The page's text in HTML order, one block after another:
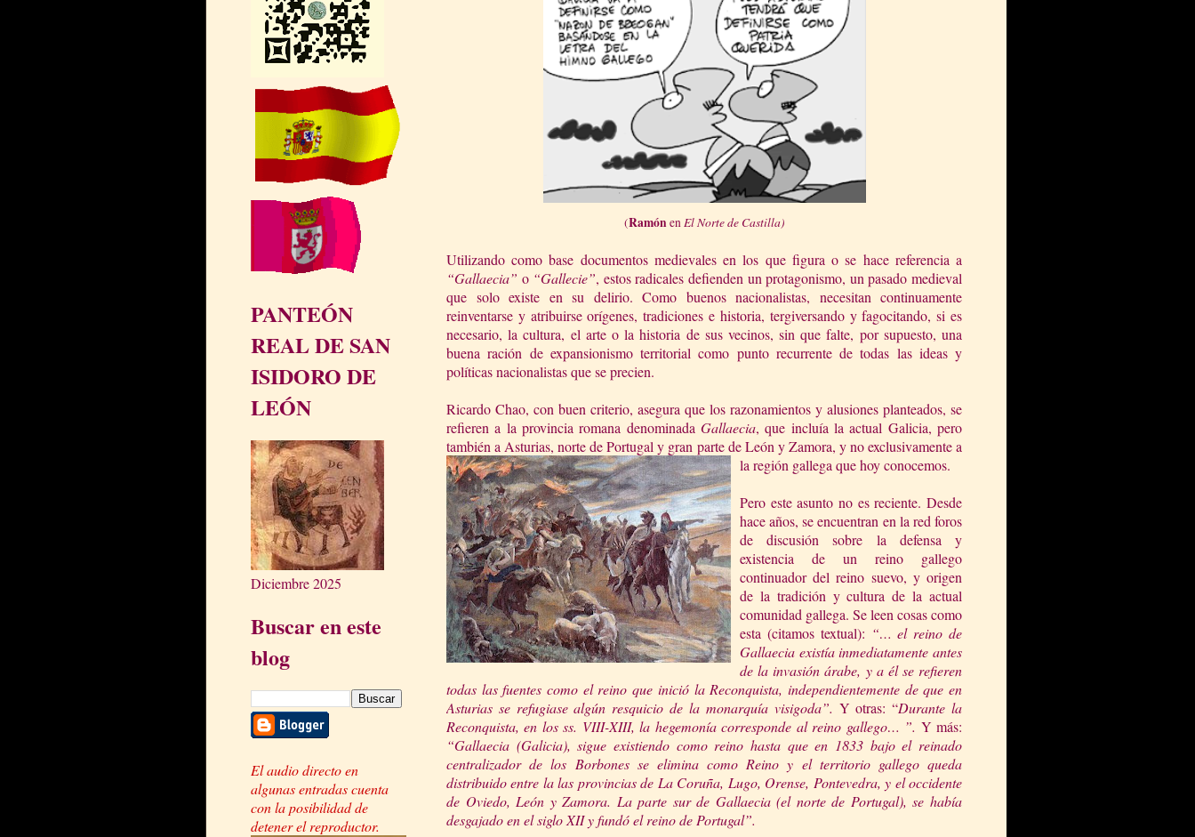
PANTEÓN
REAL DE SAN
ISIDORO DE
LEÓN
Diciembre 2025
Buscar en este
blog
El audio directo en
algunas entradas cuenta
con la posibilidad de
detener el reproductor.
(Ramónen El Norte de Castilla)
Utilizando como base documentos medievales en los que figura o se hace referencia a
“Gallaecia” o “Gallecie”, estos radicales defienden un protagonismo, un pasado medieval
que solo existe en su delirio. Como buenos nacionalistas, necesitan continuamente
reinventarse y atribuirse orígenes, tradiciones e historia, tergiversando y fagocitando, si es
necesario, la cultura, el arte o la historia de sus vecinos, sin que falte, por supuesto, una
buena ración de expansionismo territorial como punto recurrente de todas las ideas y
políticas nacionalistas que se precien.
Ricardo Chao, con buen criterio, asegura que los razonamientos y alusiones planteados, se
refieren a la provincia romana denominada Gallaecia, que incluía la actual Galicia, pero
también a Asturias, norte de Portugal y gran parte de León y Zamora, y no exclusivamente a
la región gallega que hoy conocemos.
Pero este asunto no es reciente. Desde
hace años, se encuentran en la red foros
de discusión sobre la defensa y
existencia de un reino gallego
continuador del reino suevo, y origen
de la tradición y cultura de la actual
comunidad gallega. Se leen cosas como
esta (citamos textual): “… el reino de
Gallaecia existíainmediatamente antes
de la invasión árabe, y a él se refieren
todas las fuentes como el reino que inició la Reconquista, independientemente de que en
Asturias se refugiase algún resquicio de la monarquía visigoda”. Y otras: “Durantela
Reconquista, en los ss. VIII-XIII, la hegemonía corresponde al reino gallego… ”. Y más:
“Gallaecia (Galicia), sigue existiendo como reino hasta que en 1833 bajo el reinado
centralizador de los Borbones se elimina como Reino y el territorio gallego queda
distribuido entre la las provincias de La Coruña, Lugo, Orense, Pontevedra, y el occidente
de Oviedo, León y Zamora. La parte sur de Gallaecia (el norte de Portugal), se había
desgajado en el siglo XII y fundó el reino de Portugal”.